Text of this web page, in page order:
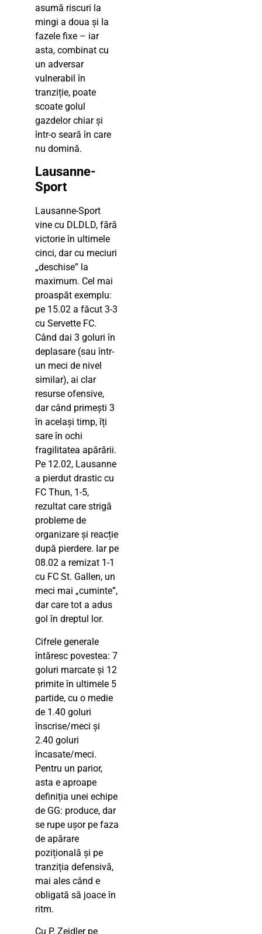
asumă riscuri la
mingi a doua și la
fazele fixe – iar
asta, combinat cu
un adversar
vulnerabil în
tranziție, poate
scoate golul
gazdelor chiar și
într-o seară în care
nu domină.
Lausanne-
Sport
Lausanne-Sport
vine cu DLDLD, fără
victorie în ultimele
cinci, dar cu meciuri
„deschise” la
maximum. Cel mai
proaspăt exemplu:
pe 15.02 a făcut 3-3
cu Servette FC.
Când dai 3 goluri în
deplasare (sau într-
un meci de nivel
similar), ai clar
resurse ofensive,
dar când primești 3
în același timp, îți
sare în ochi
fragilitatea apărării.
Pe 12.02, Lausanne
a pierdut drastic cu
FC Thun, 1-5,
rezultat care strigă
probleme de
organizare și reacție
după pierdere. Iar pe
08.02 a remizat 1-1
cu FC St. Gallen, un
meci mai „cuminte”,
dar care tot a adus
gol în dreptul lor.
Cifrele generale
întăresc povestea: 7
goluri marcate și 12
primite în ultimele 5
partide, cu o medie
de 1.40 goluri
înscrise/meci și
2.40 goluri
încasate/meci.
Pentru un parior,
asta e aproape
definiția unei echipe
de GG: produce, dar
se rupe ușor pe faza
de apărare
pozițională și pe
tranziția defensivă,
mai ales când e
obligată să joace în
ritm.
Cu P. Zeidler pe